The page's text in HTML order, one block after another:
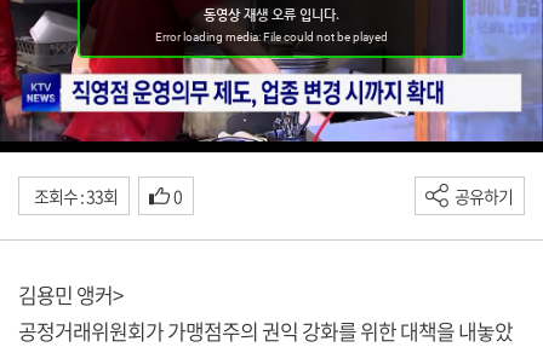
조회수 : 33회 0 공유하기
김용민 앵커>
공정거래위원회가 가맹점주의 권익 강화를 위한 대책을 내놓았